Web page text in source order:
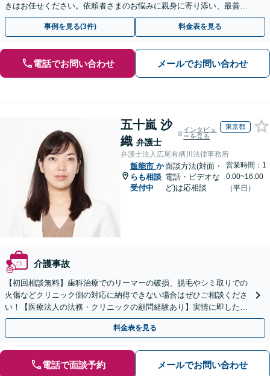
きはお任せください。依頼者さまのお悩みに親身に寄り添い、最善の
結果が得られるように尽力いたします。
事例を見る(3件) 料金表を見る
電話でお問い合わせ メールでお問い合わせ
五十嵐 沙
織 弁護士
インタビュ
ーを見る
東京都
弁護士法人広尾有栖川法律事務所
飯能市 か
らも相談
受付中
面談方法(対面・
電話・ビデオな
ど)は応相談
営業時間：1
0:00~16:00
（平日）
介護事故
【初回相談無料】歯科治療でのリーマーの破損、脱毛やシミ取りでの
火傷などクリニック側の対応に納得できない場合はぜひご相談くださ
い！【医療法人の法務・クリニックの顧問経験あり】実情に即したア
ドバイスで、納得のできるトラブルの解決を目指します。
料金表を見る
電話で面談予約 メールでお問い合わせ